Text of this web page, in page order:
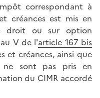
correspondant à
créances est mis en
droit ou sur option
V de l'article 167 bis
et créances, ainsi que
ne sont pas pris en
du CIMR accordé